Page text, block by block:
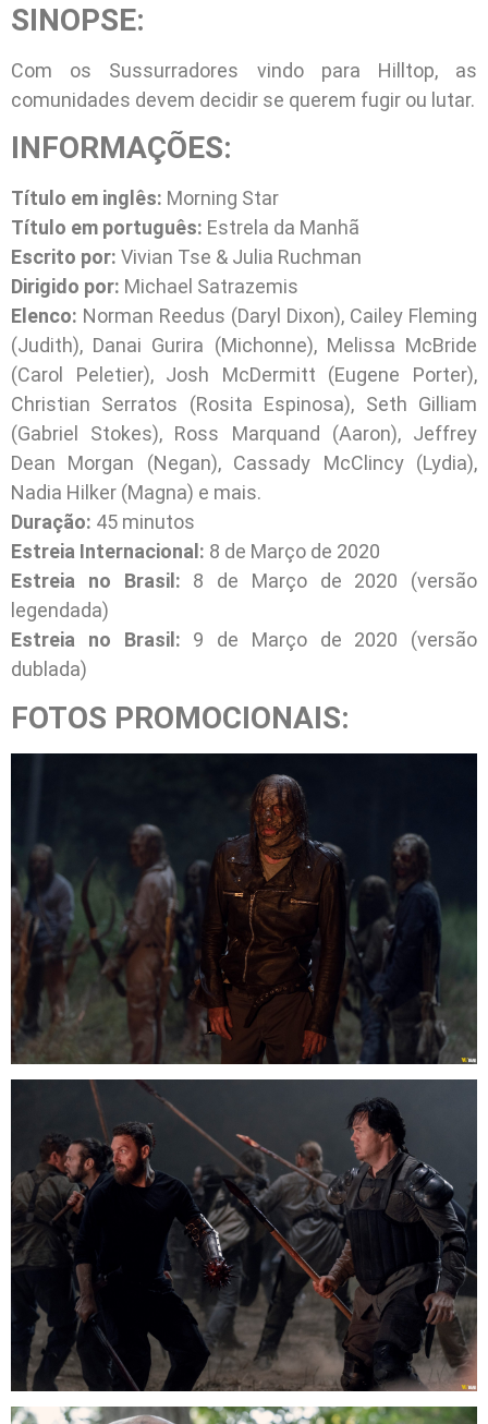
SINOPSE:
Com os Sussurradores vindo para Hilltop, as
comunidades devem decidir se querem fugir ou lutar.
INFORMAÇÕES:
Título em inglês: Morning Star
Título em português: Estrela da Manhã
Escrito por: Vivian Tse & Julia Ruchman
Dirigido por: Michael Satrazemis
Elenco: Norman Reedus (Daryl Dixon), Cailey Fleming
(Judith), Danai Gurira (Michonne), Melissa McBride
(Carol Peletier), Josh McDermitt (Eugene Porter),
Christian Serratos (Rosita Espinosa), Seth Gilliam
(Gabriel Stokes), Ross Marquand (Aaron), Jeffrey
Dean Morgan (Negan), Cassady McClincy (Lydia),
Nadia Hilker (Magna) e mais.
Duração: 45 minutos
Estreia Internacional: 8 de Março de 2020
Estreia no Brasil: 8 de Março de 2020 (versão
legendada)
Estreia no Brasil: 9 de Março de 2020 (versão
dublada)
FOTOS PROMOCIONAIS: